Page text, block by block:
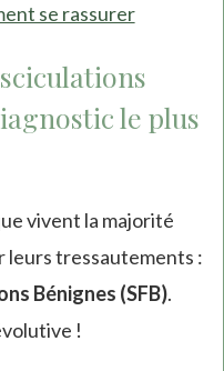
se rassurer
le plus
vivent la majorité
leurs tressautements :
Bénignes (SFB).
!